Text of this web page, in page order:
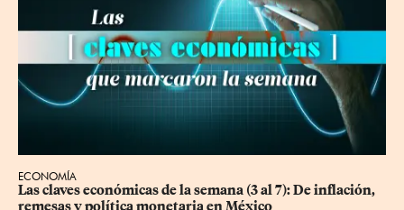
ECONOMÍA
Las claves económicas de la semana (3 al 7): De inflación,
remesas y política monetaria en México